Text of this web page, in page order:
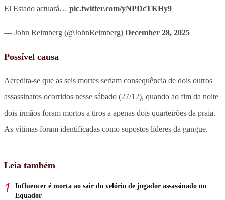
El Estado actuará… pic.twitter.com/yNPDcTKHy9
— John Reimberg (@JohnReimberg) December 28, 2025
Possível causa
Acredita-se que as seis mortes seriam consequência de dois outros
assassinatos ocorridos nesse sábado (27/12), quando ao fim da noite
dois irmãos foram mortos a tiros a apenas dois quarteirões da praia.
As vítimas foram identificadas como supostos líderes da gangue.
Leia também
Influencer é morta ao sair do velório de jogador assassinado no
Equador